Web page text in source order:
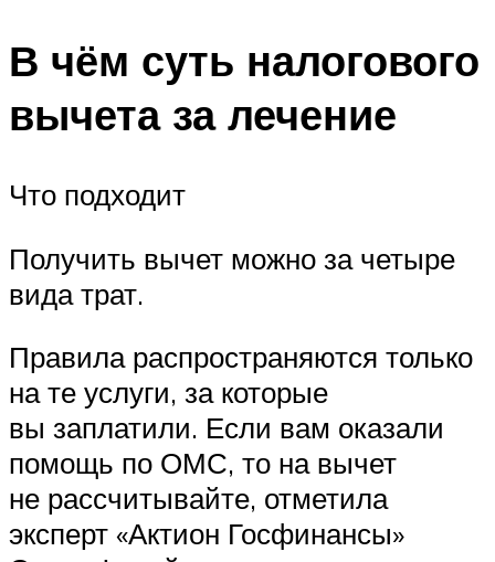
В чём суть налогового
вычета за лечение
Что подходит
Получить вычет можно за четыре
вида трат.
Правила распространяются только
на те услуги, за которые
вы заплатили. Если вам оказали
помощь по ОМС, то на вычет
не рассчитывайте, отметила
эксперт «Актион Госфинансы»